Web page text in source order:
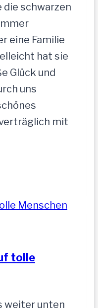
die schwarzen
eine Familie
hat sie
Glück und
uns
mit
tolle
weiter unten